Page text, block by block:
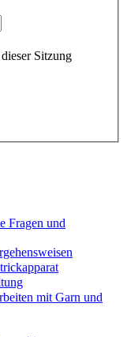
Sitzung
Fragen und
mit Garn und